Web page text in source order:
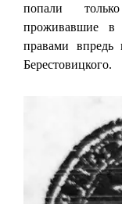
попали
проживавшие в
правами впредь
Берестовицкого.